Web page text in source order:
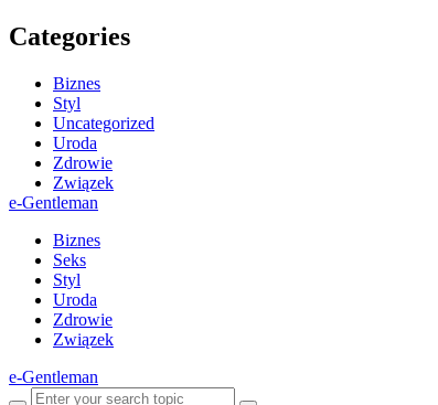
Categories
Biznes
Styl
Uncategorized
Uroda
Zdrowie
Związek
e-Gentleman
Biznes
Seks
Styl
Uroda
Zdrowie
Związek
e-Gentleman